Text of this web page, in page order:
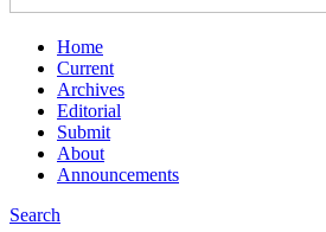
Home
Current
Archives
Editorial
Submit
About
Announcements
Search